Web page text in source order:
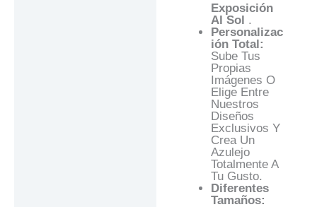
Exposición
Al Sol .
Personalizac
Ión Total:
Sube Tus
Propias
Imágenes O
Elige Entre
Nuestros
Diseños
Exclusivos Y
Crea Un
Azulejo
Totalmente A
Tu Gusto.
Diferentes
Tamaños: